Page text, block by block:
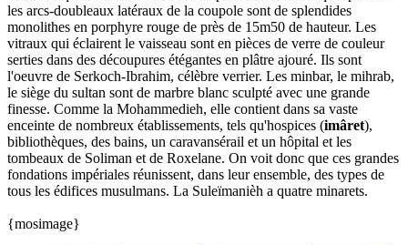
les arcs-doubleaux latéraux de la coupole sont de splendides
monolithes en porphyre rouge de près de 15m50 de hauteur. Les
vitraux qui éclairent le vaisseau sont en pièces de verre de couleur
serties dans des découpures étégantes en plâtre ajouré. Ils sont
l'oeuvre de Serkoch-Ibrahim, célèbre verrier. Les minbar, le mihrab,
le siège du sultan sont de marbre blanc sculpté avec une grande
finesse. Comme la Mohammedieh, elle contient dans sa vaste
enceinte de nombreux établissements, tels qu'hospices (imâret),
bibliothèques, des bains, un caravansérail et un hôpital et les
tombeaux de Soliman et de Roxelane. On voit donc que ces grandes
fondations impériales réunissent, dans leur ensemble, des types de
tous les édifices musulmans. La Suleïmanièh a quatre minarets.
{mosimage}